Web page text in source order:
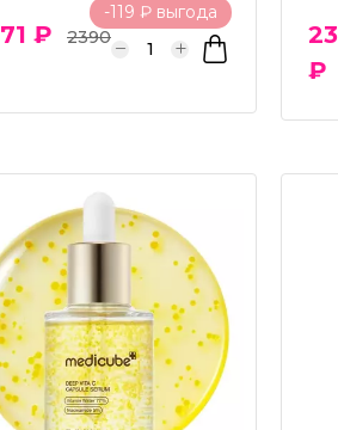
-119 ₽ выгода
₽
2390
₽